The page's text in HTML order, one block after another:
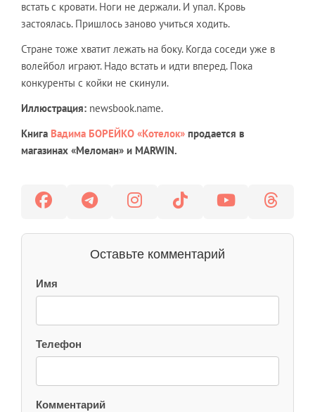
встать с кровати. Ноги не держали. И упал. Кровь
застоялась. Пришлось заново учиться ходить.
Стране тоже хватит лежать на боку. Когда соседи уже в
волейбол играют. Надо встать и идти вперед. Пока
конкуренты с койки не скинули.
Иллюстрация: newsbook.name.
Книга Вадима БОРЕЙКО «Котелок» продается в
магазинах «Меломан» и MARWIN.
Оставьте комментарий
Имя
Телефон
Комментарий